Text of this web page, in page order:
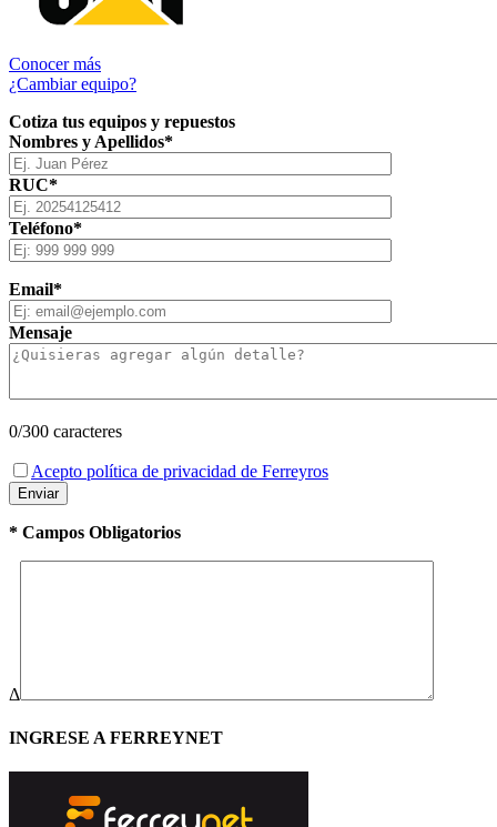
Conocer más
¿Cambiar equipo?
Cotiza tus equipos y repuestos
Nombres y Apellidos*
RUC*
Teléfono*
Email*
Mensaje
0/300 caracteres
Acepto política de privacidad de Ferreyros
* Campos Obligatorios
Δ
INGRESE A FERREYNET